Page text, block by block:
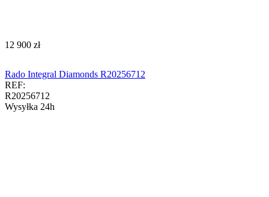
‍12 900‍ zł
Rado Integral Diamonds R20256712
REF:
R20256712
Wysyłka 24h